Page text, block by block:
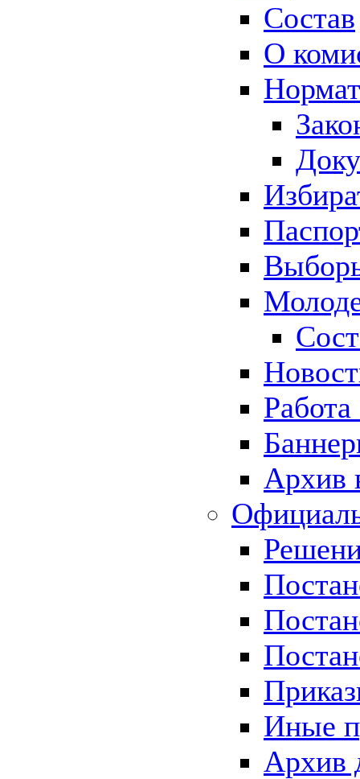
Состав
О
Архив
Иные
Архив